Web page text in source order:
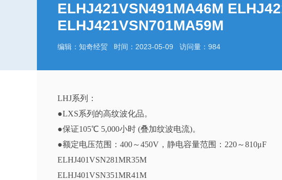
ELHJ421VSN491MA46M
ELHJ421VSN701MA59M
编辑：知奇经贸 时间：2023-05-09 访问量：984
LHJ系列：
●LXS系列的高纹波化品。
●保证105℃ 5,000小时 (叠加纹波电流)。
●额定电压范围：400～450V，静电容量范围：220～810μF
ELHJ401VSN281MR35M
ELHJ401VSN351MR41M